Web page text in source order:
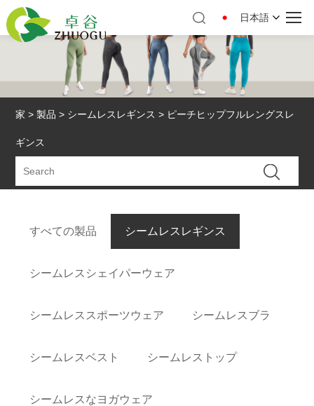
日本語
家 > 製品 > シームレスレギンス > ピーチヒップフルレングスレ
ギンス
すべての製品 シームレスレギンス
シームレスシェイパーウェア
シームレススポーツウェア シームレスブラ
シームレスベスト シームレストップ
シームレスなヨガウェア